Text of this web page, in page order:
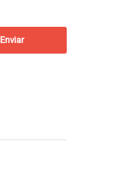
Enviar